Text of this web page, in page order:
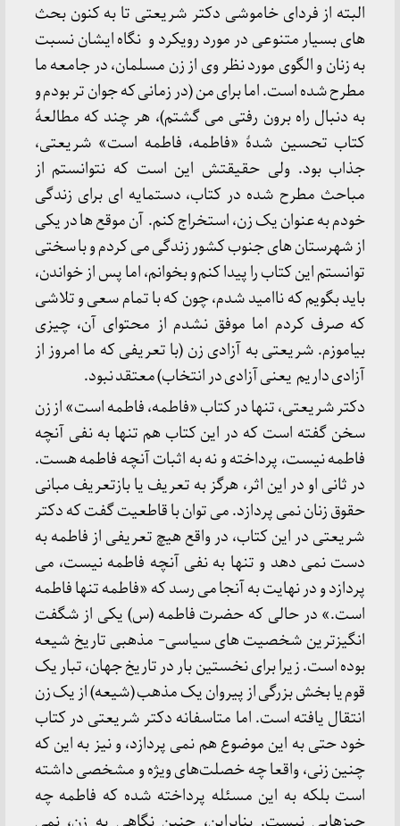
البته از فردای خاموشی دکتر شریعتی تا به کنون بحث
های بسیار متنوعی در مورد رویکرد و نگاه ایشان نسبت
به زنان و الگوی مورد نظر وی از زن مسلمان، در جامعه ما
مطرح شده است. اما برای من (در زمانی که جوان تر بودم و
به دنبال راه برون رفتی می گشتم)، هر چند که مطالعۀ
کتاب تحسین شدۀ «فاطمه، فاطمه است» شریعتی،
جذاب بود. ولی حقیقتش این است که نتوانستم از
مباحث مطرح شده در کتاب، دستمایه ای برای زندگی
خودم به عنوان یک زن، استخراج کنم. آن موقع ها در یکی
از شهرستان های جنوب کشور زندگی می کردم و با سختی
توانستم این کتاب را پیدا کنم و بخوانم، اما پس از خواندن،
باید بگویم که ناامید شدم، چون که با تمام سعی و تلاشی
که صرف کردم اما موفق نشدم از محتوای آن، چیزی
بیاموزم. شریعتی به آزادی زن (با تعریفی که ما امروز از
آزادی داریم یعنی آزادی در انتخاب) معتقد نبود.
دکتر شریعتی، تنها در کتاب «فاطمه، فاطمه است» از زن
سخن گفته است که در این کتاب هم تنها به نفی آنچه
فاطمه نیست، پرداخته‌ و نه به اثبات آنچه فاطمه هست.
در ثانی او در این اثر، هرگز به تعریف یا بازتعریف مبانی
حقوق زنان نمی پردازد. می توان با قاطعیت گفت که دکتر
شریعتی در این کتاب، در واقع هیچ تعریفی از فاطمه به
دست نمی دهد و تنها به نفی آنچه فاطمه نیست، می
پردازد و در نهایت به آنجا می رسد که «فاطمه تنها فاطمه
است.» در حالی که حضرت فاطمه (س) یکی از شگفت
انگیزترین شخصیت های سیاسی- مذهبی تاریخ شیعه
بوده است. زیرا برای نخستین بار در تاریخ جهان، تبار یک
قوم یا بخش بزرگی از پیروان یک مذهب (شیعه) از یک زن
انتقال یافته است. اما متاسفانه دکتر شریعتی در کتاب
خود حتی به این موضوع هم نمی پردازد، و نیز به این که
چنین زنی، واقعا چه خصلت‌های ویژه‌ و مشخصی داشته
است بلکه به این مسئله پرداخته شده که فاطمه چه